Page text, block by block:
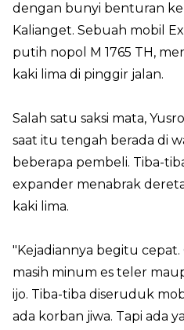
dengan bunyi benturan
Kalianget. Sebuah mobil
putih nopol M 1765 TH,
kaki lima di pinggir jalan.
Salah satu saksi mata,
saat itu tengah berada di
beberapa pembeli. Tiba-
expander menabrak
kaki lima.
"Kejadiannya begitu
masih minum es teler
ijo. Tiba-tiba diseruduk
ada korban jiwa. Tapi ada